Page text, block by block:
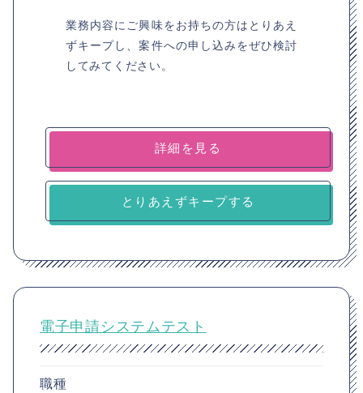
業務内容にご興味をお持ちの方はとりあえ
ずキープし、案件への申し込みをぜひ検討
してみてください。
詳細を見る
とりあえずキープする
電子申請システムテスト
職種